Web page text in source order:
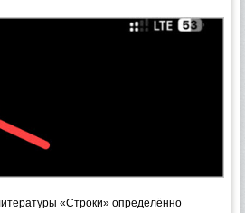
«Строки» определённо